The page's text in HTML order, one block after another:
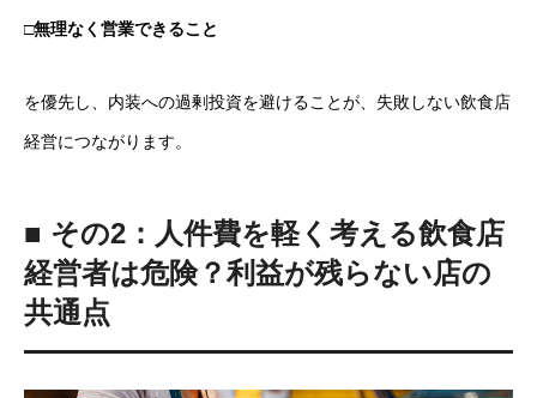
□無理なく営業できること
を優先し、内装への過剰投資を避けることが、失敗しない飲食店
経営につながります。
■ その2：人件費を軽く考える飲食店
経営者は危険？利益が残らない店の
共通点